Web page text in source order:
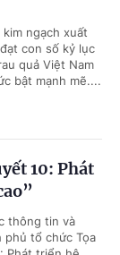
ngạch xuất
con số kỷ lục
quả Việt Nam
bật mạnh mẽ....
10: Phát
thông tin và
phủ tổ chức Tọa